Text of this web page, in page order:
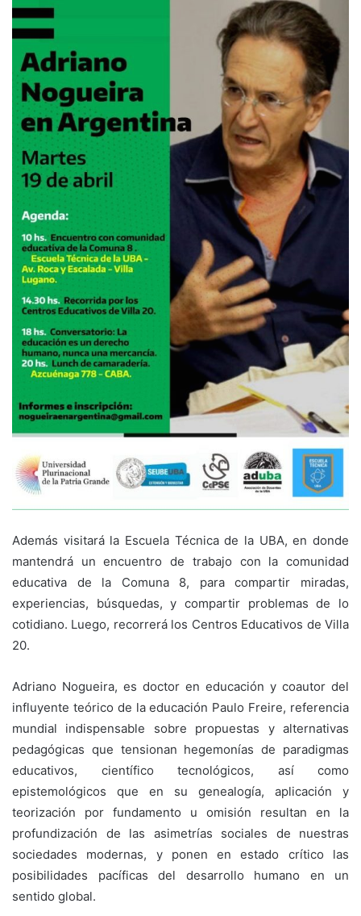
Además visitará la Escuela Técnica de la UBA, en donde
mantendrá un encuentro de trabajo con la comunidad
educativa de la Comuna 8, para compartir miradas,
experiencias, búsquedas, y compartir problemas de lo
cotidiano. Luego, recorrerá los Centros Educativos de Villa
20.
Adriano Nogueira, es doctor en educación y coautor del
influyente teórico de la educación Paulo Freire, referencia
mundial indispensable sobre propuestas y alternativas
pedagógicas que tensionan hegemonías de paradigmas
educativos, científico tecnológicos, así como
epistemológicos que en su genealogía, aplicación y
teorización por fundamento u omisión resultan en la
profundización de las asimetrías sociales de nuestras
sociedades modernas, y ponen en estado crítico las
posibilidades pacíficas del desarrollo humano en un
sentido global.